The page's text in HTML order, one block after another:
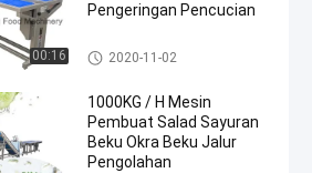
00:16
Pengeringan Pencucian
Jalur Produksi Salad
2020-11-02
1000KG / H Mesin
Pembuat Salad Sayuran
Beku Okra Beku Jalur
Pengolahan